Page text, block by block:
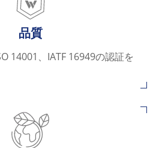
品質
14001、IATF 16949の認証を